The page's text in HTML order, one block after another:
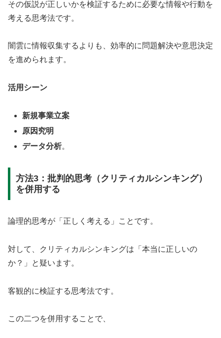
その仮説が正しいかを検証するために必要な情報や行動を
考える思考法です。
闇雲に情報収集するよりも、効率的に問題解決や意思決定
を進められます。
活用シーン
新規事業立案
原因究明
データ分析。
方法3：批判的思考（クリティカルシンキング）
を併用する
論理的思考が「正しく考える」ことです。
対して、クリティカルシンキングは「本当に正しいの
か？」と疑います。
客観的に検証する思考法です。
この二つを併用することで、